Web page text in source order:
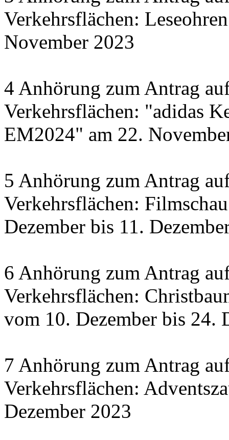
Verkehrsflächen:
November 2023
4 Anhörung zum Antrag
Verkehrsflächen: "adidas
EM2024" am 22.
5 Anhörung zum Antrag
Verkehrsflächen:
Dezember bis 11.
6 Anhörung zum Antrag
Verkehrsflächen:
vom 10. Dezember bis 24.
7 Anhörung zum Antrag
Verkehrsflächen:
Dezember 2023